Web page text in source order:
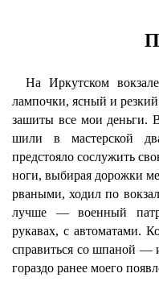
На Иркутском
лампочки, ясный и
зашиты все мои деньги.
шили в мастерской
предстояло сослужить
ноги, выбирая дорожки
рваными, ходил по
лучше — военный
рукавах, с автоматами.
справиться со шпаной —
гораздо ранее моего